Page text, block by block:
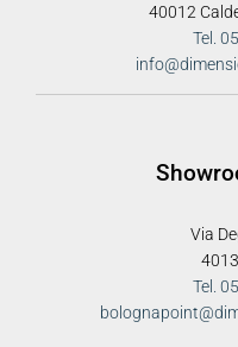
40012
Tel.
Via
Tel.